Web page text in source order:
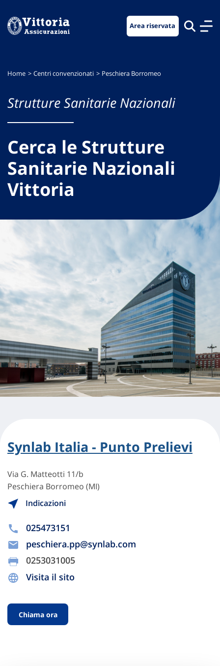
menu
contenuto
footer
Area riservata
Home Centri convenzionati Peschiera Borromeo
Strutture Sanitarie Nazionali
Cerca le Strutture
Sanitarie Nazionali
Vittoria
Synlab Italia - Punto Prelievi
Via G. Matteotti 11/b
Peschiera Borromeo (MI)
Indicazioni
025473151
peschiera.pp@synlab.com
0253031005
Visita il sito
Chiama ora